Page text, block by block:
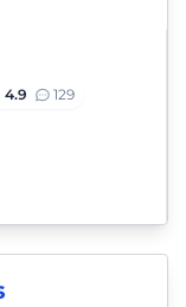
4.9 129